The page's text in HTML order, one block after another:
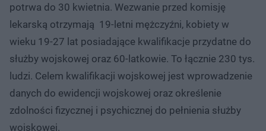
potrwa do 30 kwietnia. Wezwanie przed komisję
lekarską otrzymają 19-letni mężczyźni, kobiety w
wieku 19-27 lat posiadające kwalifikacje przydatne do
służby wojskowej oraz 60-latkowie. To łącznie 230 tys.
ludzi. Celem kwalifikacji wojskowej jest wprowadzenie
danych do ewidencji wojskowej oraz określenie
zdolności fizycznej i psychicznej do pełnienia służby
wojskowej.